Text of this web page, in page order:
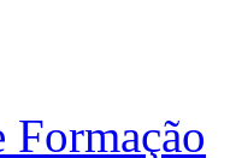
Formação